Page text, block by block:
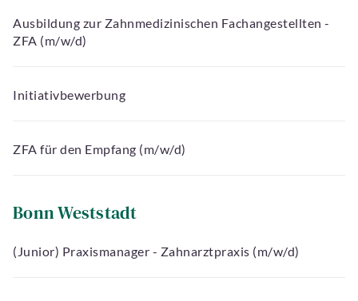
Ausbildung zur Zahnmedizinischen Fachangestellten -
ZFA (m/w/d)
Initiativbewerbung
ZFA für den Empfang (m/w/d)
Bonn Weststadt
(Junior) Praxismanager - Zahnarztpraxis (m/w/d)